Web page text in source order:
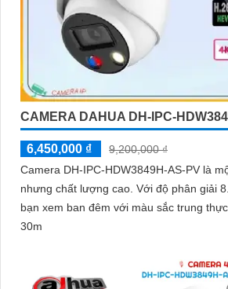
CAMERA DAHUA DH-IPC-
6,450,000 ₫
9,200,000 ₫
Camera DH-IPC-HDW3849H-AS-PV là
nhưng chất lượng cao. Với độ phân giải 8.0 MP, nó cho phép
bạn xem ban đêm với màu sắc trung
30m